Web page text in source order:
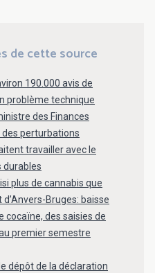
de cette source
190.000 avis de
problème technique
des Finances
des perturbations
travailler avec le
durables
plus de cannabis que
Bruges: baisse
cocaïne, des saisies de
premier semestre
dépôt de la déclaration